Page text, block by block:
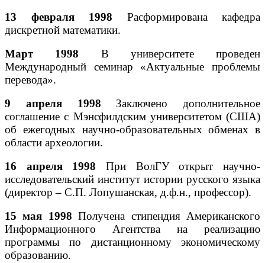
13 февраля 1998 Расформирована кафедра
дискретной математики.
Март 1998 В университете проведен
Международный семинар «Актуальные проблемы
перевода».
9 апреля 1998 Заключено дополнительное
соглашение с Мэнсфилдским университетом (США)
об ежегодных научно-образовательных обменах в
области археологии.
16 апреля 1998 При ВолГУ открыт научно-
исследовательский институт истории русского языка
(директор – С.П. Лопушанская, д.ф.н., профессор).
15 мая 1998 Получена стипендия Американского
Информационного Агентства на реализацию
программы по дистанционному экономическому
образованию.